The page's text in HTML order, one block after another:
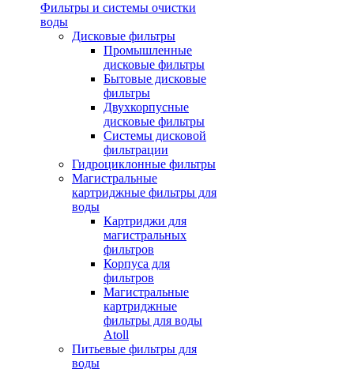
Фильтры и системы очистки
воды
Дисковые фильтры
Промышленные
дисковые фильтры
Бытовые дисковые
фильтры
Двухкорпусные
дисковые фильтры
Системы дисковой
фильтрации
Гидроциклонные фильтры
Магистральные
картриджные фильтры для
воды
Картриджи для
магистральных
фильтров
Корпуса для
фильтров
Магистральные
картриджные
фильтры для воды
Atoll
Питьевые фильтры для
воды